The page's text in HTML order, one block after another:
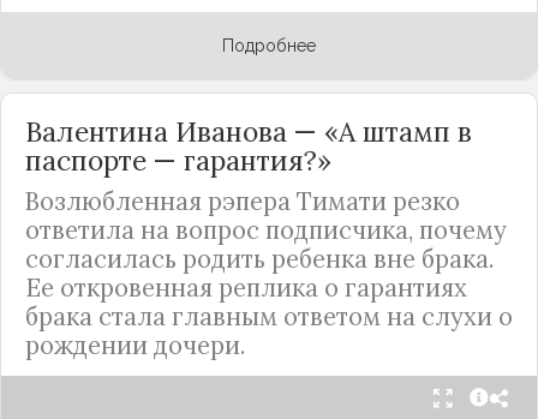
Подробнее
Валентина Иванова — «А штамп в
паспорте — гарантия?»
Возлюбленная рэпера Тимати резко
ответила на вопрос подписчика, почему
согласилась родить ребенка вне брака.
Ее откровенная реплика о гарантиях
брака стала главным ответом на слухи о
рождении дочери.